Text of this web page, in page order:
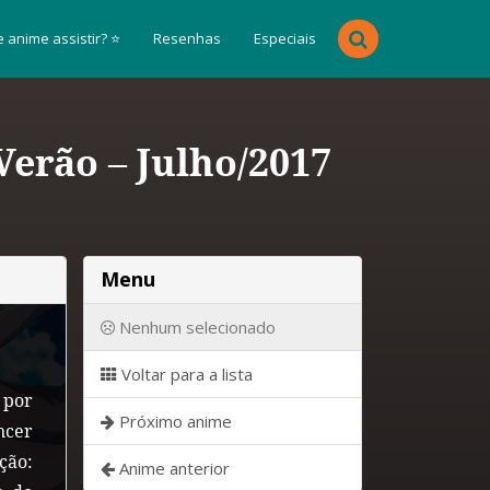
anime assistir? ⭐ Resenhas Especiais
– Julho/2017
Menu
Nenhum selecionado
Voltar para a lista
Próximo anime
Anime anterior